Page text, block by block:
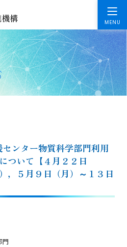
ンター物質科学部門利用
ついて【４月２２日
，５月９日（月）～１３日
門